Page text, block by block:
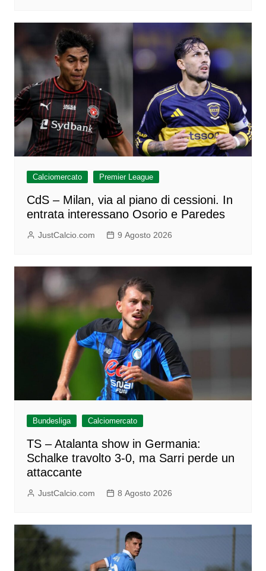
Calciomercato Premier League
CdS – Milan, via al piano di cessioni. In
entrata interessano Osorio e Paredes
JustCalcio.com 9 Agosto 2026
Bundesliga Calciomercato
TS – Atalanta show in Germania:
Schalke travolto 3-0, ma Sarri perde un
attaccante
JustCalcio.com 8 Agosto 2026